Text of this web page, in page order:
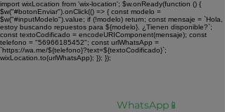
import wixLocation from 'wix-location'; $w.onReady(function () {
$w("#botonEnviar").onClick(() => { const modelo =
$w("#inputModelo").value; if (!modelo) return; const mensaje = `Hola,
estoy buscando repuestos para ${modelo}. ¿Tienen disponible?`;
const textoCodificado = encodeURIComponent(mensaje); const
telefono = "56966185452"; const urlWhatsApp =
`https://wa.me/${telefono}?text=${textoCodificado}`;
wixLocation.to(urlWhatsApp); }); });
WhatsApp📱